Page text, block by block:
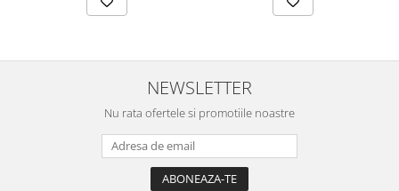
NEWSLETTER
Nu rata ofertele si promotiile noastre